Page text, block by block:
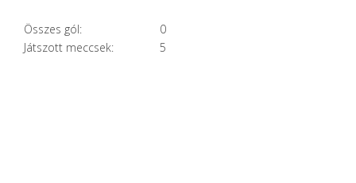
Összes gól:
0
Játszott meccsek:
5